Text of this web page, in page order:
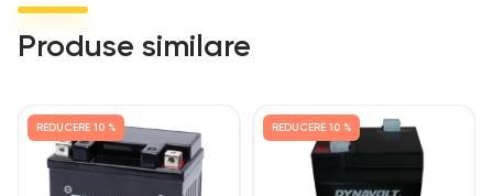
Produse similare
REDUCERE 10 % REDUCERE 10 %